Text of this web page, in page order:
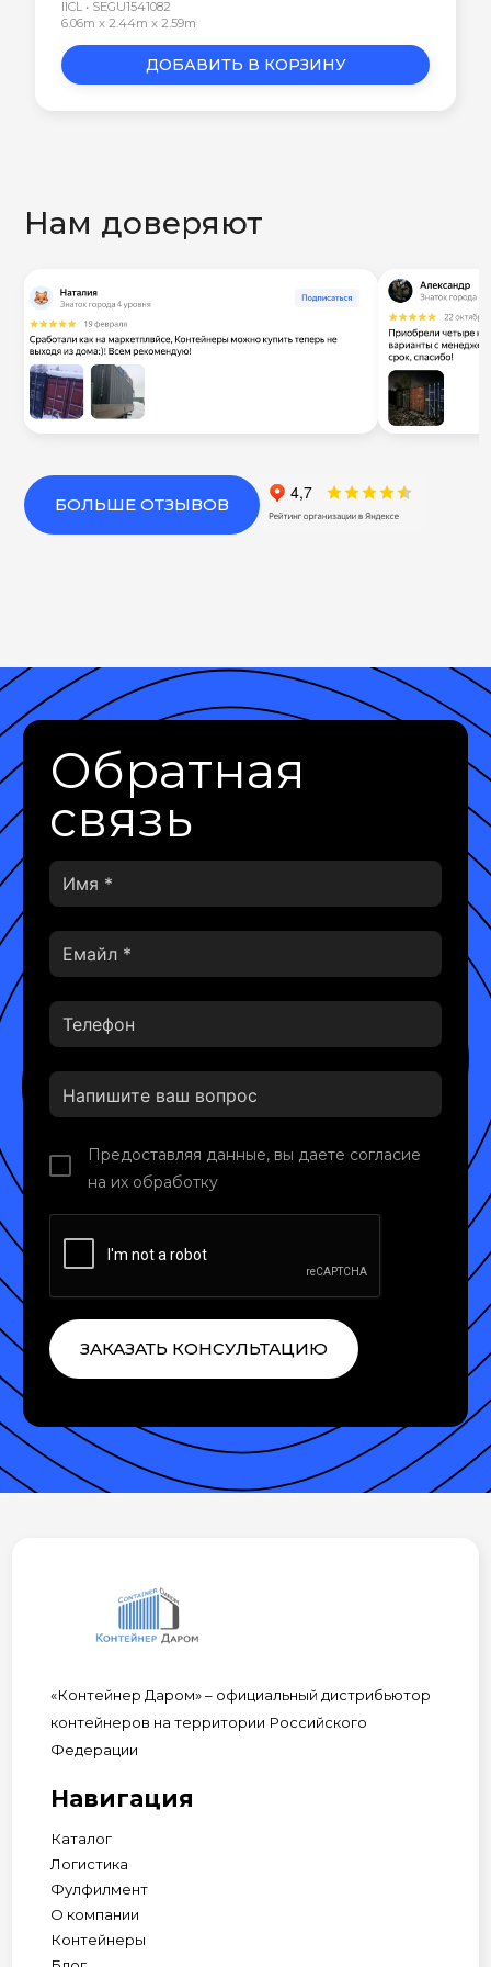
IICL • SEGU1541082
6.06m x 2.44m x 2.59m
ДОБАВИТЬ В КОРЗИНУ
Нам доверяют
БОЛЬШЕ ОТЗЫВОВ
Обратная
связь
Предоставляя данные, вы даете согласие
на их обработку
ЗАКАЗАТЬ КОНСУЛЬТАЦИЮ
«Контейнер Даром» – официальный дистрибьютор
контейнеров на территории Российского
Федерации
Навигация
Каталог
Логистика
Фулфилмент
О компании
Контейнеры